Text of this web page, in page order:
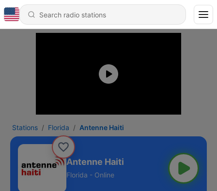
Stations Florida Antenne Haiti
Antenne Haiti
Florida - Online